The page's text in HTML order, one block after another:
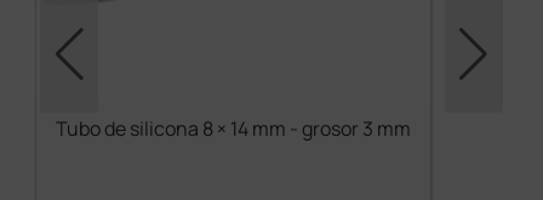
Tubo de silicona 8 × 14 mm - grosor 3 mm